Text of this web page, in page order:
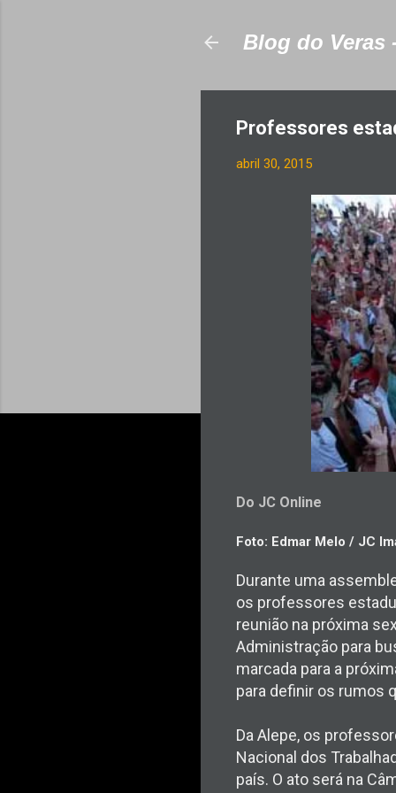
Blog do Veras
Professores
abril 30, 2015
Do JC Online
Foto: Edmar Melo / JC
Durante uma
os professores
reunião na próxima
Administração para
marcada para a
para definir os rumos
Da Alepe, os
Nacional dos
país. O ato será na